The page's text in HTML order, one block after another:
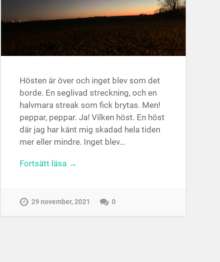
Hösten är över och inget blev som det
borde. En seglivad streckning, och en
halvmara streak som fick brytas. Men!
peppar, peppar. Ja! Vilken höst. En höst
där jag har känt mig skadad hela tiden
mer eller mindre. Inget blev…
Fortsätt läsa →
29 november, 2021 0